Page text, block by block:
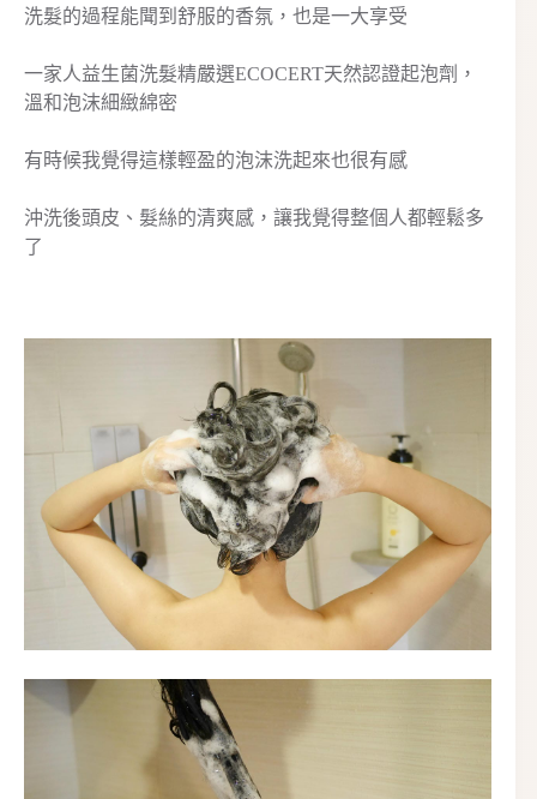
洗髮的過程能聞到舒服的香氛，也是一大享受
一家人益生菌洗髮精嚴選ECOCERT天然認證起泡劑，
溫和泡沫細緻綿密
有時候我覺得這樣輕盈的泡沫洗起來也很有感
沖洗後頭皮、髮絲的清爽感，讓我覺得整個人都輕鬆多
了